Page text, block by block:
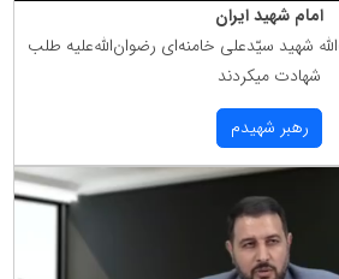
امام شهید ایران
شهید سیّدعلی خامنه‌ای رضوان‌الله‌علیه طلب
شهادت میكردند
رهبر شهیدم